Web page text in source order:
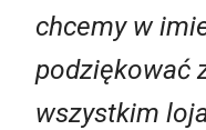
chcemy w
podziękować
wszystkim